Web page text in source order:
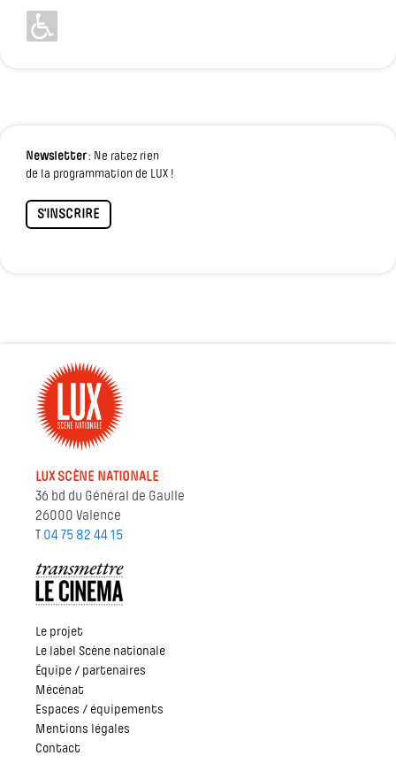
Newsletter: Ne ratez rien
de la programmation de LUX !
S'INSCRIRE
LUX SCÈNE NATIONALE
36 bd du Général de Gaulle
26000 Valence
T 04 75 82 44 15
Le projet
Le label Scène nationale
Équipe / partenaires
Mécénat
Espaces / équipements
Mentions légales
Contact